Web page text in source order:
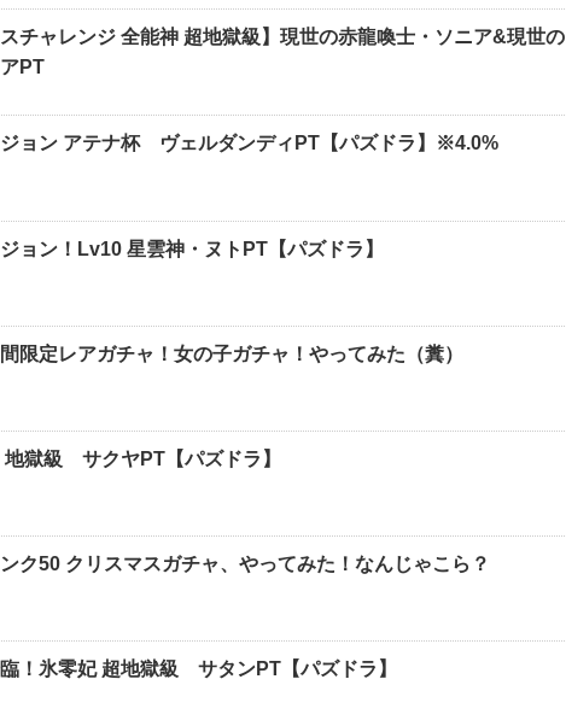
チャレンジ 全能神 超地獄級】現世の赤龍喚士・ソニア&現世の
PT
ョン アテナ杯 ヴェルダンディPT【パズドラ】※4.0%
ョン！Lv10 星雲神・ヌトPT【パズドラ】
限定レアガチャ！女の子ガチャ！やってみた（糞）
地獄級 サクヤPT【パズドラ】
ンク50 クリスマスガチャ、やってみた！なんじゃこら？
！氷零妃 超地獄級 サタンPT【パズドラ】